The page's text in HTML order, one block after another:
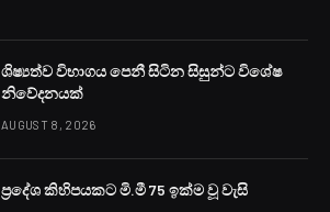
ශිෂ්‍යත්ව විභාගය පෙනී සිටින සිසුන්ට විශේෂ
නිවේදනයක්
AUGUST 8, 2026
ප්‍රදේශ කිහිපයකට මි.මී 75 ඉක්ම වූ වැසි